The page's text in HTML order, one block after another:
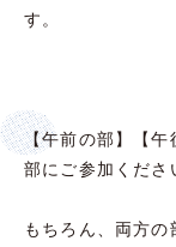
す。
【午前の部】【午
部にご参加くださ
もちろん、両方の